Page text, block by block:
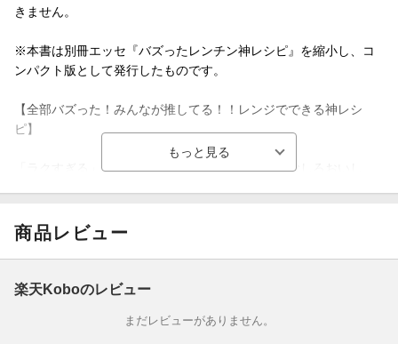
きません。
※本書は別冊エッセ『バズったレンチン神レシピ』を縮小し、コ
ンパクト版として発行したものです。
【全部バズった！みんなが推してる！！レンジでできる神レシ
ピ】
「ラクすぎる」「電子レンジでつくったほうが、むしろおいし
SNSやブログで人気の料理家・山本ゆりさん、リュウジさん、た
っきーママさんなどのレンチン厳選レシピだから、忙しい人は時
商品レビュー
楽天Koboのレビュー
まだレビューがありません。